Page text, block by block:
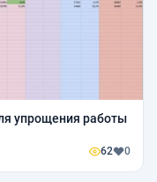
упрощения работы
62 0